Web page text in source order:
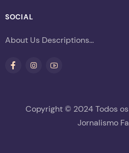
SOCIAL
About Us Descriptions...
Copyright © 2024 Todos
Jornalismo